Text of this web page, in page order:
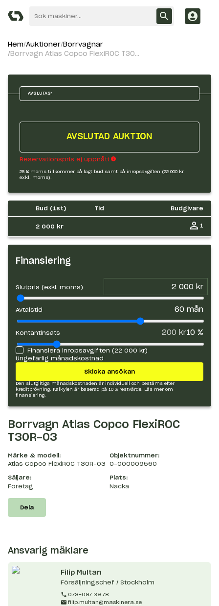
Hem Auktioner Borrvagnar
Borrvagn Atlas Copco FlexiROC T30R-03
AVSLUTAS:
AVSLUTAD AUKTION
Reservationspris ej uppnått
25 % moms tillkommer på lagt bud samt på inropsavgiften (22 000 kr
exkl. moms).
Bud (1st) Tid Budgivare
2 000 kr 1
Finansiering
Slutpris (exkl. moms)
Avtalstid 60 mån
Kontantinsats 200 kr10 %
Finansiera inropsavgiften (22 000 kr)
Ungefärlig månadskostnad
Skicka ansökan
Den slutgiltiga månadskostnaden är individuell och bestäms efter
kreditprövning. Kalkylen är baserad på 10 % restvärde.
Läs mer om
finansiering.
Borrvagn Atlas Copco FlexiROC
T30R-03
Märke & modell:
Atlas Copco FlexiROC T30R-03
Objektnummer:
O-000009560
Säljare:
Företag
Plats:
Nacka
Dela
Ansvarig mäklare
Filip Multan
Försäljningschef / Stockholm
073-097 39 78
filip.multan@maskinera.se